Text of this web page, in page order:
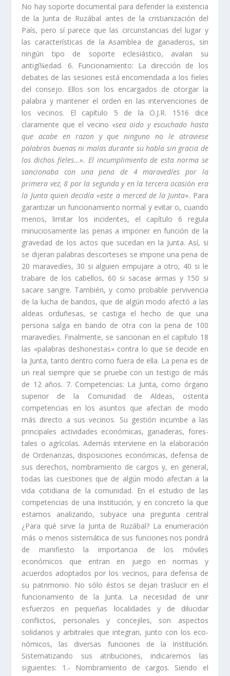
No hay soporte documental para defender la existencia
de la Junta de Ru­zábal antes de la cristianización del
Paí­s, pero sí­ parece que las circunstan­cias del lugar y
las caracterí­sticas de la Asamblea de ganaderos, sin
ningún tipo de soporte eclesiástico, avalan su
antigí¼edad. 6. Funcionamiento: La dirección de los
debates de las sesiones está encomendada a los fieles
del consejo. Ellos son los encargados de otorgar la
palabra y mantener el orden en las intervenciones de
los vecinos. El capí­tulo 5 de la O.J.R. 1516 dice
claramente que el vecino «sea oido y escuchado hasta
que acabe en razon y que ninguno no le atraviese
palabras buenas ni malas durante su habla sin gracia de
los dichos fieles…». El incumplimiento de esta norma se
sancionaba con una pena de 4 maravedí­es por la
primera vez, 8 por la segunda y en la tercera ocasión era
la Junta quien decidí­a «este a merced de la Junta». Para
garantizar un funcionamiento normal y evitar o, cuando
menos, li­mitar los incidentes, el capí­tulo 6 regula
minuciosamente las penas a imponer en función de la
gravedad de los actos que sucedan en la Junta. Así­, si
se dije­ran palabras descorteses se impone una pena de
20 maravedí­es, 30 si alguien empujare a otro, 40 si le
trabare de los cabellos, 60 si sacase armas y 150 si
sacare sangre. También, y como probable pervivencia
de la lucha de bandos, que de algún modo afectó a las
aldeas orduñesas, se castiga el hecho de que una
persona salga en bando de otra con la pena de 100
maravedí­es. Finalmente, se sancionan en el capí­tulo 18
las «palabras deshonestas» contra lo que se decide en
la Junta, tanto dentro como fuera de ella. La pena es de
un real siempre que se pruebe con un testigo de más
de 12 años. 7. Competencias: La Junta, como órgano
superior de la Comunidad de Aldeas, ostenta
competencias en los asuntos que afectan de modo
más directo a sus vecinos. Su gestión incumbe a las
principales actividades económicas, ganaderas, fores­
tales o agrí­colas. Además interviene en la elaboración
de Ordenanzas, disposiciones econó­micas, defensa de
sus derechos, nombramiento de cargos y, en general,
todas las cuestiones que de algún modo afectan a la
vida cotidiana de la comunidad. En el estudio de las
competencias de una Institución, y en concreto la que
estamos analizando, subyace una pregunta central
¿Para qué sirve la Junta de Ruzábal? La enumeración
más o menos sistemática de sus funciones nos pondrá
de manifiesto la importancia de los móviles
económicos que entran en juego en normas y
acuerdos adoptados por los vecinos, para defensa de
su patrimonio. No sólo éstos se dejan traslucir en el
funcionamiento de la Junta. La necesidad de unir
esfuerzos en pequeñas localidades y de dilucidar
conflictos, personales y concejiles, son aspectos
solidarios y arbitrales que integran, junto con los eco­
nómicos, las diversas funciones de la Institución.
Sistematizando sus atribuciones, indicaremos las
siguientes: 1.- Nombramiento de cargos. Siendo el